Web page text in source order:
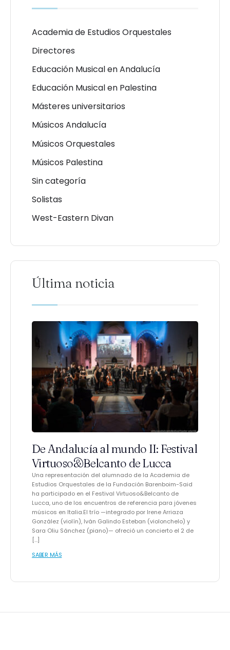
Academia de Estudios Orquestales
Directores
Educación Musical en Andalucía
Educación Musical en Palestina
Másteres universitarios
Músicos Andalucía
Músicos Orquestales
Músicos Palestina
Sin categoría
Solistas
West-Eastern Divan
Última noticia
De Andalucía al mundo II: Festival
Virtuoso&Belcanto de Lucca
Una representación del alumnado de la Academia de
Estudios Orquestales de la Fundación Barenboim-Said
ha participado en el Festival Virtuoso&Belcanto de
Lucca, uno de los encuentros de referencia para jóvenes
músicos en Italia.El trío —integrado por Irene Arriaza
González (violín), Iván Galindo Esteban (violonchelo) y
Sara Oliu Sánchez (piano)— ofreció un concierto el 2 de
[…]
SABER MÁS